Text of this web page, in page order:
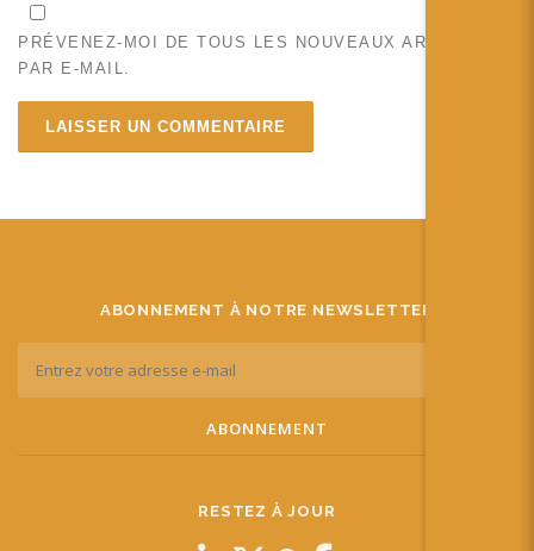
PRÉVENEZ-MOI DE TOUS LES NOUVEAUX ARTICLES
PAR E-MAIL.
ABONNEMENT À NOTRE NEWSLETTER
RESTEZ À JOUR